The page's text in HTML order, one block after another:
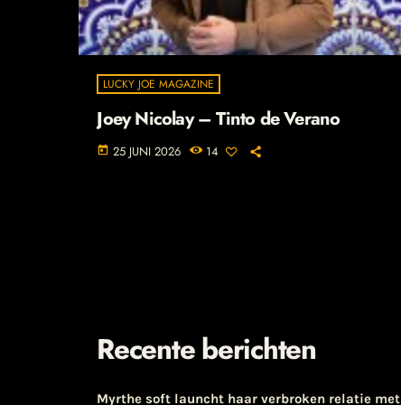
LUCKY JOE MAGAZINE
Joey Nicolay – Tinto de Verano
today 25 JUNI 2026 14
Recente berichten
Myrthe soft launcht haar verbroken relatie met